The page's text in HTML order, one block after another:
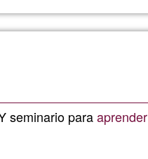
seminario paraaprender